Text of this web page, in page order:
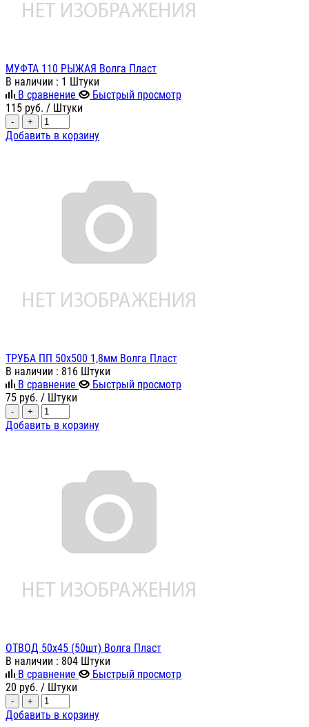
МУФТА 110 РЫЖАЯ Волга Пласт
В наличии : 1 Штуки
В сравнение
Быстрый просмотр
115 руб. / Штуки
- +
Добавить в корзину
ТРУБА ПП 50х500 1,8мм Волга Пласт
В наличии : 816 Штуки
В сравнение
Быстрый просмотр
75 руб. / Штуки
- +
Добавить в корзину
ОТВОД 50х45 (50шт) Волга Пласт
В наличии : 804 Штуки
В сравнение
Быстрый просмотр
20 руб. / Штуки
- +
Добавить в корзину